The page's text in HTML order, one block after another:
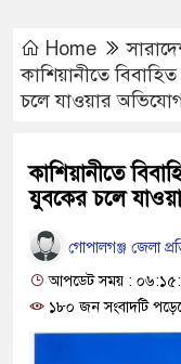
Home
কাশিয়ানীতে
চলে যাওয়ার
কাশিয়ানীতে
যুবকের চলে
গোপালগঞ্জ জেলা
আপডেট সময় :
১৮০ জন সংবাদটি